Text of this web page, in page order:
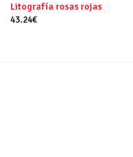
Litografía rosas rojas
43.24€